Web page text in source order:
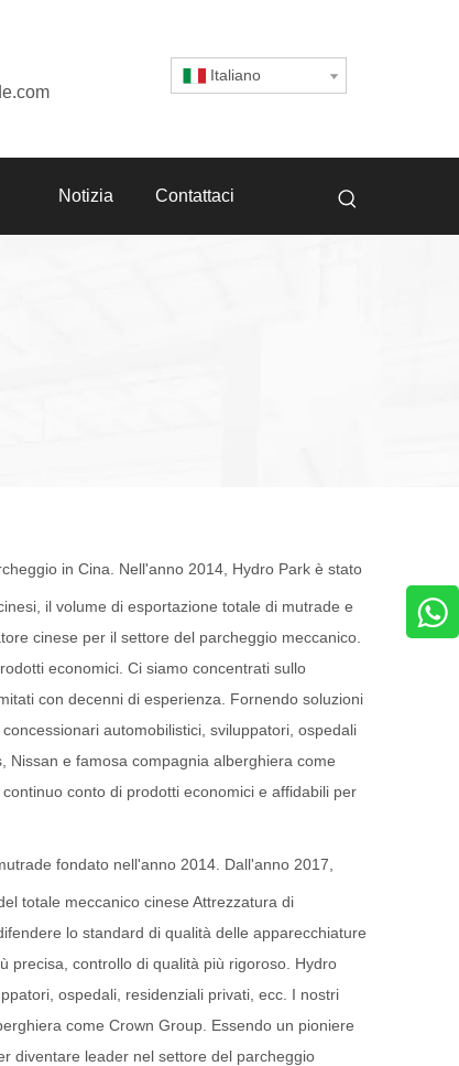
Italiano
Notizia Contattaci
in Cina. Nell'anno 2014, Hydro Park è stato
il volume di esportazione totale di mutrade e
cinese per il settore del parcheggio meccanico.
economici. Ci siamo concentrati sullo
con decenni di esperienza. Fornendo soluzioni
automobilistici, sviluppatori, ospedali
Nissan e famosa compagnia alberghiera come
conto di prodotti economici e affidabili per
fondato nell'anno 2014. Dall'anno 2017,
totale meccanico cinese Attrezzatura di
lo standard di qualità delle apparecchiature
precisa, controllo di qualità più rigoroso. Hydro
ospedali, residenziali privati, ecc. I nostri
come Crown Group. Essendo un pioniere
diventare leader nel settore del parcheggio